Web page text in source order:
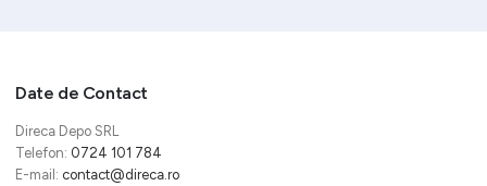
Date de Contact
Direca Depo SRL
Telefon: 0724 101 784
E-mail: contact@direca.ro